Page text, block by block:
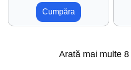
Cumpăra
Arată mai multe